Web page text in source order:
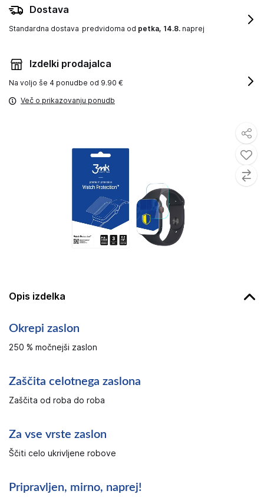
Opis izdelka
Okrepi zaslon
250 ​​% močnejši zaslon
Zaščita celotnega zaslona
Zaščita od roba do roba
Za vse vrste zaslon
Ščiti celo ukrivljene robove
Pripravljen, mirno, naprej!
Dostava
Standardna dostava predvidoma od petka, 14.8. naprej
Izdelki prodajalca
Na voljo še 4 ponudbe od 9.90 €
Več o prikazovanju ponudb